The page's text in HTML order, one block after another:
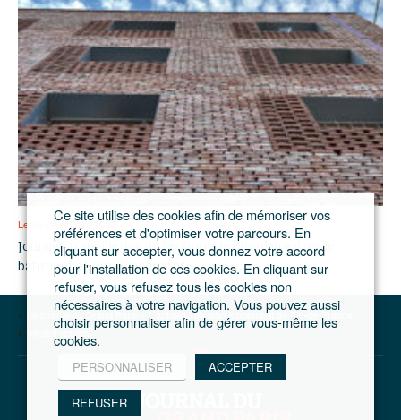
Le 16 septembre 2026
Journée francilienne de l’économie circulaire dans le
bâtiment et l’aménagement
Le journal du Grand Paris – L'actualité du développement de l'Ile-de-France
Infrastructures
Ce site utilise des cookies afin de mémoriser vos
préférences et d'optimiser votre parcours. En
cliquant sur accepter, vous donnez votre accord
pour l'installation de ces cookies. En cliquant sur
refuser, vous refusez tous les cookies non
nécessaires à votre navigation. Vous pouvez aussi
choisir personnaliser afin de gérer vous-même les
cookies.
PERSONNALISER ACCEPTER
REFUSER